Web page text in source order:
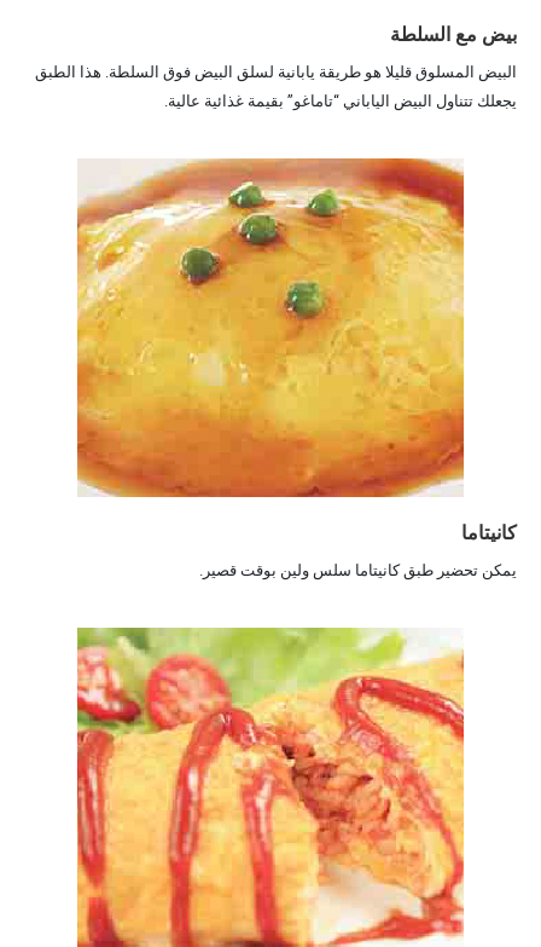
بيض مع السلطة
البيض المسلوق قليلا هو طريقة يابانية لسلق البيض فوق السلطة. هذا الطبق
يجعلك تتناول البيض الياباني “تاماغو” بقيمة غذائية عالية.
كانيتاما
يمكن تحضير طبق كانيتاما سلس ولين بوقت قصير.